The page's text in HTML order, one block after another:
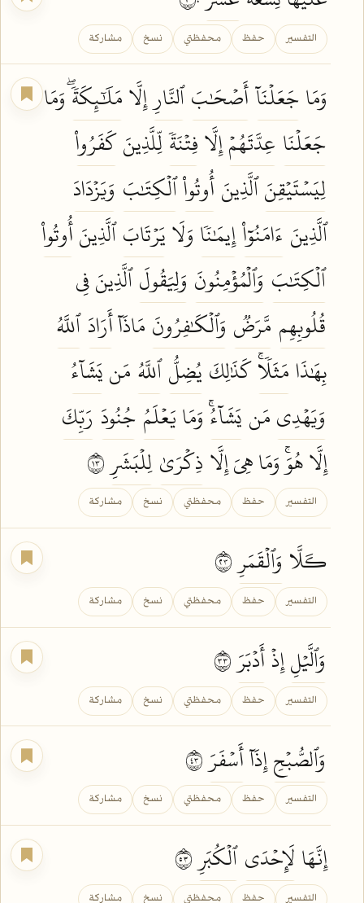
التفسير حفظ محفظتي نسخ مشاركة
وَمَاجَعَلۡنَآأَصۡحَٰبَٱلنَّارِإِلَّامَلَٰٓئِكَةٗۖوَمَا
جَعَلۡنَا عِدَّتَهُمۡإِلَّافِتۡنَةٗلِّلَّذِينَكَفَرُواْ
لِيَسۡتَيۡقِنَٱلَّذِينَأُوتُواْٱلۡكِتَٰبَ وَيَزۡدَادَ
ٱلَّذِينَ ءَامَنُوٓاْإِيمَٰنٗا وَلَايَرۡتَابَٱلَّذِينَأُوتُواْ
ٱلۡكِتَٰبَ وَٱلۡمُؤۡمِنُونَ وَلِيَقُولَٱلَّذِينَ فِي
قُلُوبِهِم مَّرَضٞ وَٱلۡكَٰفِرُونَ مَاذَآأَرَادَٱللَّهُ
بِهَٰذَامَثَلٗاۚكَذَٰلِكَ يُضِلُّٱللَّهُ مَنيَشَآءُ
وَيَهۡدِيمَن يَشَآءُۚوَمَايَعۡلَمُ جُنُودَ رَبِّكَ
إِلَّا هُوَۚ وَمَا هِيَ إِلَّا ذِكۡرَىٰلِلۡبَشَرِ
التفسير حفظ محفظتي نسخ مشاركة
كـَلَّا وَٱلۡقَمَرِ٣٢
التفسير حفظ محفظتي نسخ مشاركة
وَٱلَّيۡلِإِذۡأَدۡبَرَ٣٣
التفسير حفظ محفظتي نسخ مشاركة
وَٱلصُّبۡحِإِذَآأَسۡفَرَ٣٤
التفسير حفظ محفظتي نسخ مشاركة
إِنَّهَا لَإِحۡدَىٱلۡكُبَرِ٣٥
التفسير حفظ محفظتي نسخ مشاركة